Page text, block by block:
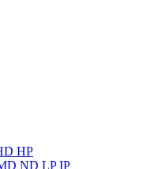
HP
ND LP IP